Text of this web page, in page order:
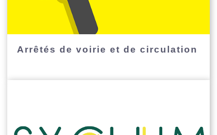
Arrêtés de voirie et de circulation